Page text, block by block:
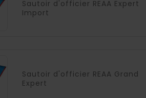
Sautoir d'officier REAA Expert
Import
Sautoir d'officier REAA Grand
Expert